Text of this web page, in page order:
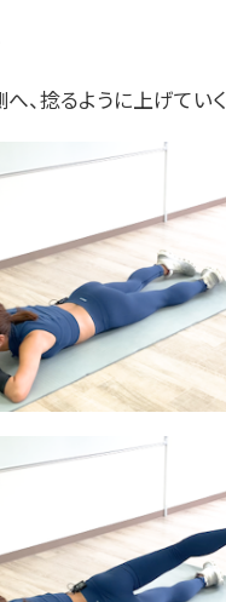
、捻るように上げていく